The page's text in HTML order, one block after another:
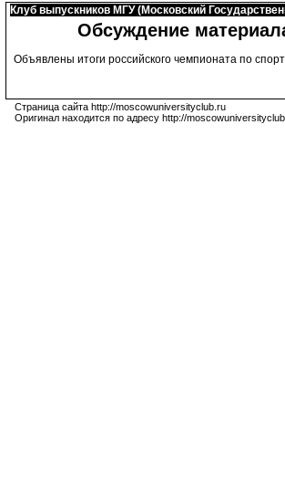
Клуб выпускников МГУ (Московский
Обсуждение
Объявлены итоги российского чемпионата по
Страница сайта http://moscowuniversityclub.ru
Оригинал находится по адресу http://